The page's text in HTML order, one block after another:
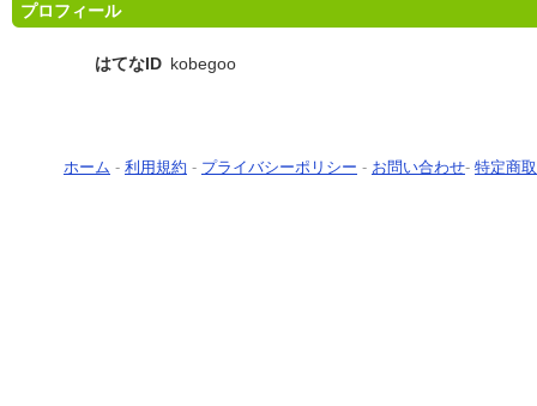
プロフィール
はてなID kobegoo
ホーム - 利用規約 - プライバシーポリシー - お問い合わせ- 特定商